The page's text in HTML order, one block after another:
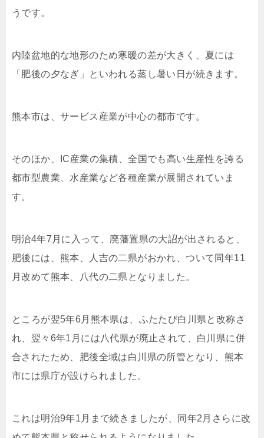
うです。
内陸盆地的な地形のため寒暖の差が大きく、夏には
「肥後の夕なぎ」といわれる蒸し暑い日が続きます。
熊本市は、サービス産業が中心の都市です。
そのほか、IC産業の集積、全国でも高い生産性を誇る
都市型農業、水産業など各種産業が展開されていま
す。
明治4年7月に入って、廃藩置県の大詔が出されると、
肥後には、熊本、人吉の二県がおかれ、ついて同年11
月改めて熊本、八代の二県となりました。
ところが翌5年6月熊本県は、ふたたび白川県と改称さ
れ、翌々6年1月には八代県が廃止されて、白川県に併
合されたため、肥後全域は白川県の所管となり、熊本
市には県庁が設けられました。
これは明治9年1月まで続きましたが、同年2月さらに改